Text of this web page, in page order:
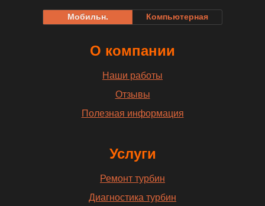
Мобильн. Компьютерная
О компании
Наши работы
Отзывы
Полезная информация
Услуги
Ремонт турбин
Диагностика турбин